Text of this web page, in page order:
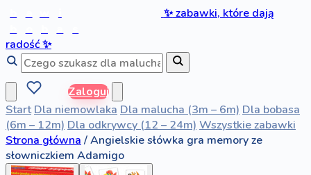
✨zabawki, które dają
radość✨
Zaloguj
Start Dla niemowlaka Dla malucha (3m – 6m) Dla bobasa
(6m – 12m) Dla odkrywcy (12 – 24m) Wszystkie zabawki
Strona główna /Angielskie słówka gra memory ze
słowniczkiem Adamigo